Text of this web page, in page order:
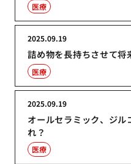
医療
詰め物を長持ちさせて将
2025.09.19
医療
オールセラミック、ジ
れ？
2025.09.19
医療